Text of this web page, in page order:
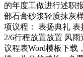
的年度工做进行述职
部石膏砂浆轻质抹灰
项议程： 表扬典礼
2/6行程放置放置 风
议程表Word模板下载